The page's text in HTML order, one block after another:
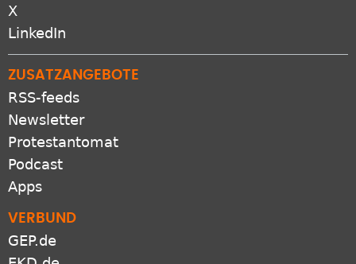
X
LinkedIn
ZUSATZANGEBOTE
RSS-feeds
Newsletter
Protestantomat
Podcast
Apps
VERBUND
GEP.de